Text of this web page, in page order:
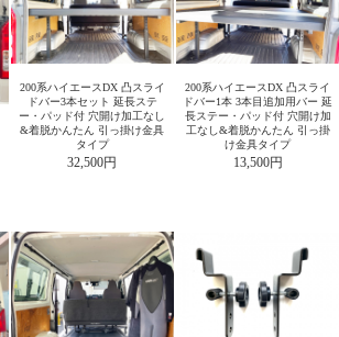
200系ハイエースDX 凸スライ
ドバー3本セット 延長ステ
ー・パッド付 穴開け加工なし
&着脱かんたん 引っ掛け金具
タイプ
32,500円
200系ハイエースDX 凸スライ
ドバー1本 3本目追加用バー 延
長ステー・パッド付 穴開け加
工なし&着脱かんたん 引っ掛
け金具タイプ
13,500円